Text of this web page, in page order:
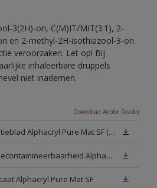
3(2H)-on, C(M)IT/MIT(3:1), 2-
en 2-methyl-2H-isothiazool-3-on.
veroorzaken. Let op! Bij
inhaleerbare druppels
niet inademen.
Download Adobe Reader
Technisch Informatieblad Alphacryl Pure Mat SF (New Livery) (PDF)
Technical Report decontamineerbaarheid Alphacryl Pure Mat SF
Alphacryl Pure Mat SF